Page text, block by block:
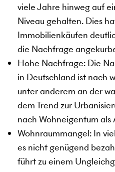
viele Jahre hinweg auf
Niveau gehalten. Dies
Immobilienkäufen
die Nachfrage
Hohe Nachfrage: Die
in Deutschland ist nach
unter anderem an der
dem Trend zur
nach Wohneigentum als
Wohnraummangel: In
es nicht genügend
führt zu einem